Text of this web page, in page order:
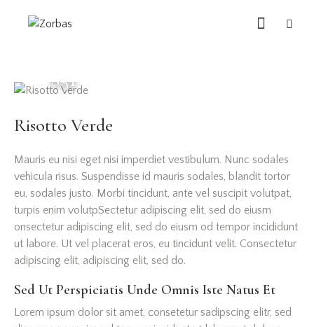
$51
Risotto Verde
Mauris eu nisi eget nisi imperdiet vestibulum. Nunc sodales
vehicula risus. Suspendisse id mauris sodales, blandit tortor
eu, sodales justo. Morbi tincidunt, ante vel suscipit volutpat,
turpis enim volutpSectetur adipiscing elit, sed do eiusm
onsectetur adipiscing elit, sed do eiusm od tempor incididunt
ut labore. Ut vel placerat eros, eu tincidunt velit. Consectetur
adipiscing elit, adipiscing elit, sed do.
Sed Ut Perspiciatis Unde Omnis Iste Natus Et
Lorem ipsum dolor sit amet, consetetur sadipscing elitr, sed